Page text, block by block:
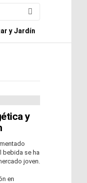
y Jardín
y
bebida se ha
joven.
en